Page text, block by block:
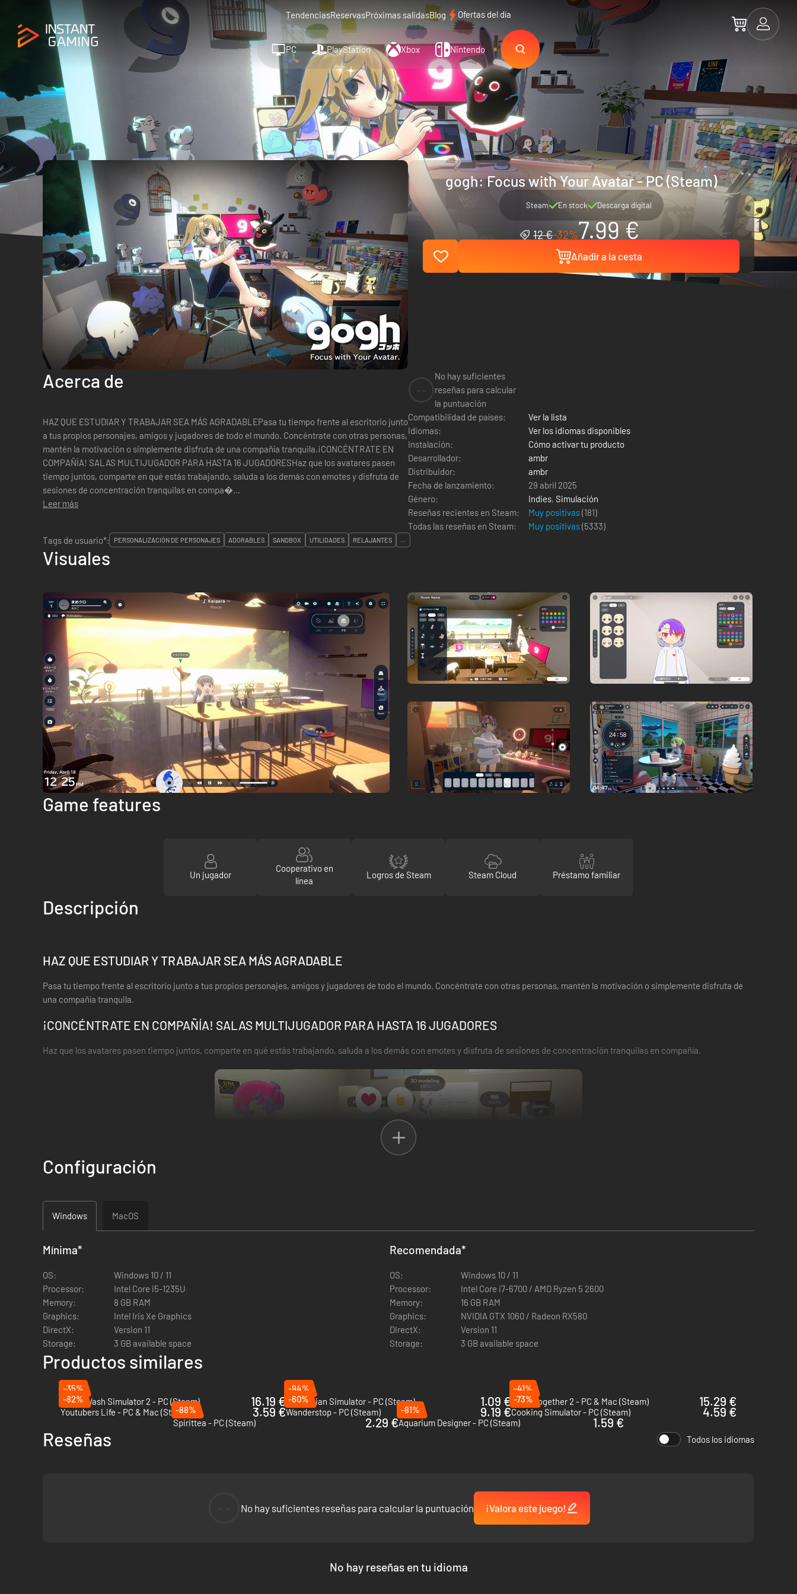
TendenciasReservasPróximas salidasBlog Ofertas del día
PC PlayStation Xbox Nintendo
gogh: Focus with Your Avatar - PC (Steam)
Steam En stock Descarga digital
12 €-32%7.99 €
Añadir a la cesta
Acerca de
HAZ QUE ESTUDIAR Y TRABAJAR SEA MÁS AGRADABLEPasa tu tiempo frente al escritorio junto
a tus propios personajes, amigos y jugadores de todo el mundo. Concéntrate con otras personas,
mantén la motivación o simplemente disfruta de una compañía tranquila.¡CONCÉNTRATE EN
COMPAÑÍA! SALAS MULTIJUGADOR PARA HASTA 16 JUGADORESHaz que los avatares pasen
tiempo juntos, comparte en qué estás trabajando, saluda a los demás con emotes y disfruta de
sesiones de concentración tranquilas en compa�...
Leer más
No hay suficientes
reseñas para calcular
la puntuación
Compatibilidad de países:
Ver la lista
Idiomas:
Ver los idiomas disponibles
Instalación:
Cómo activar tu producto
Desarrollador:
ambr
Distribuidor:
ambr
Fecha de lanzamiento:
29 abril 2025
Género:
Indies, Simulación
Reseñas recientes en Steam:
Muy positivas(181)
Todas las reseñas en Steam:
Muy positivas(5333)
Tags de usuario*:
PERSONALIZACIÓN DE PERSONAJES ADORABLES SANDBOX UTILIDADES RELAJANTES ...
Visuales
Game features
Un jugador
Cooperativo en
línea
Logros de Steam Steam Cloud Préstamo familiar
Descripción
HAZ QUE ESTUDIAR Y TRABAJAR SEA MÁS AGRADABLE
Pasa tu tiempo frente al escritorio junto a tus propios personajes, amigos y jugadores de todo el mundo. Concéntrate con otras personas, mantén la motivación o simplemente disfruta de
una compañía tranquila.
¡CONCÉNTRATE EN COMPAÑÍA! SALAS MULTIJUGADOR PARA HASTA 16 JUGADORES
Haz que los avatares pasen tiempo juntos, comparte en qué estás trabajando, saluda a los demás con emotes y disfruta de sesiones de concentración tranquilas en compañía.
CREA TUS PERSONAJES FAVORITOS
Crea personajes con distintos peinados, conjuntos y colores, y coloca varios avatares por toda tu habitación.
Haz fotos, cambia poses y expresiones, y deja que tus avatares cambien de animación entre sesiones de concentración y descanso.
CONSTRUYE ESPACIOS DESDE TU IMAGINACIÓN
Configuración
Windows MacOS
Mínima*
OS:
Windows 10 / 11
Processor:
Intel Core i5-1235U
Memory:
8 GB RAM
Graphics:
Intel Iris Xe Graphics
DirectX:
Version 11
Storage:
3 GB available space
Recomendada*
OS:
Windows 10 / 11
Processor:
Intel Core i7-6700 / AMD Ryzen 5 2600
Memory:
16 GB RAM
Graphics:
NVIDIA GTX 1060 / Radeon RX580
DirectX:
Version 11
Storage:
3 GB available space
Productos similares
-35%
PowerWash Simulator 2 - PC (Steam)
16.19 €
-94%
Electrician Simulator - PC (Steam)
1.09 €
-41%
Farm Together 2 - PC & Mac (Steam)
15.29 €
-82%
Youtubers Life - PC & Mac (Steam)
3.59 €
-60%
Wanderstop - PC (Steam)
9.19 €
-73%
Cooking Simulator - PC (Steam)
4.59 €
-88%
Spirittea - PC (Steam)
2.29 €
-81%
Aquarium Designer - PC (Steam)
1.59 €
Reseñas Todos los idiomas
No hay suficientes reseñas para calcular la puntuación ¡Valora este juego!
No hay reseñas en tu idioma